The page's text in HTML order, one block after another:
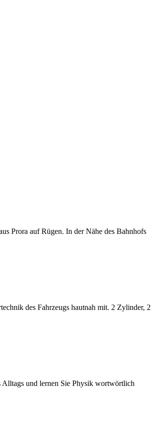
Prora auf Rügen. In der Nähe des Bahnhofs
des Fahrzeugs hautnah mit. 2 Zylinder, 2
Alltags und lernen Sie Physik wortwörtlich